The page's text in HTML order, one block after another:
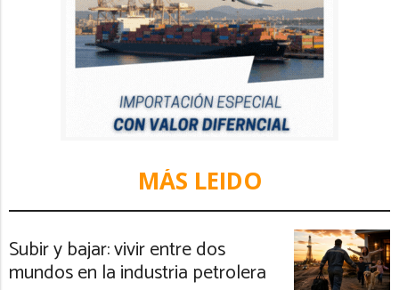
MÁS LEIDO
Subir y bajar: vivir entre dos
mundos en la industria petrolera